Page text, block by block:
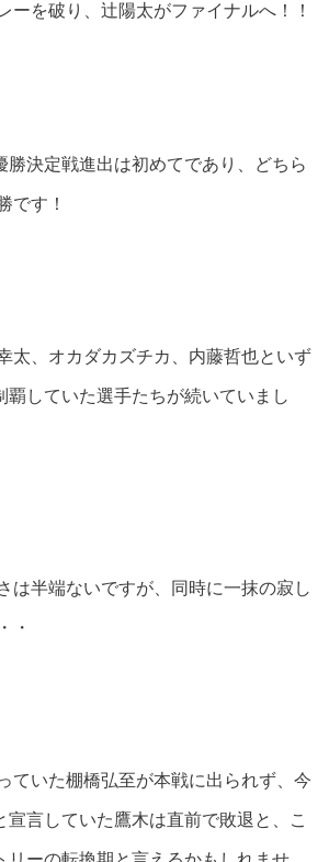
ーを破り、辻陽太がファイナルへ！！
勝決定戦進出は初めてであり、どちら
です！
太、オカダカズチカ、内藤哲也といず
覇していた選手たちが続いていまし
は半端ないですが、同時に一抹の寂し
・
ていた棚橋弘至が本戦に出られず、今
宣言していた鷹木は直前で敗退と、こ